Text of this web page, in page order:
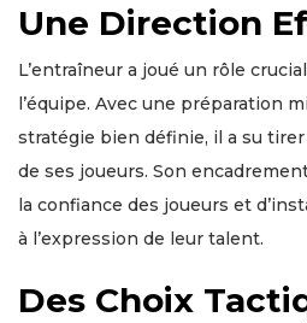
Une Direction
L’entraîneur a joué un rôle
l’équipe. Avec une préparation
stratégie bien définie, il a su
de ses joueurs. Son
la confiance des joueurs et
à l’expression de leur talent.
Des Choix